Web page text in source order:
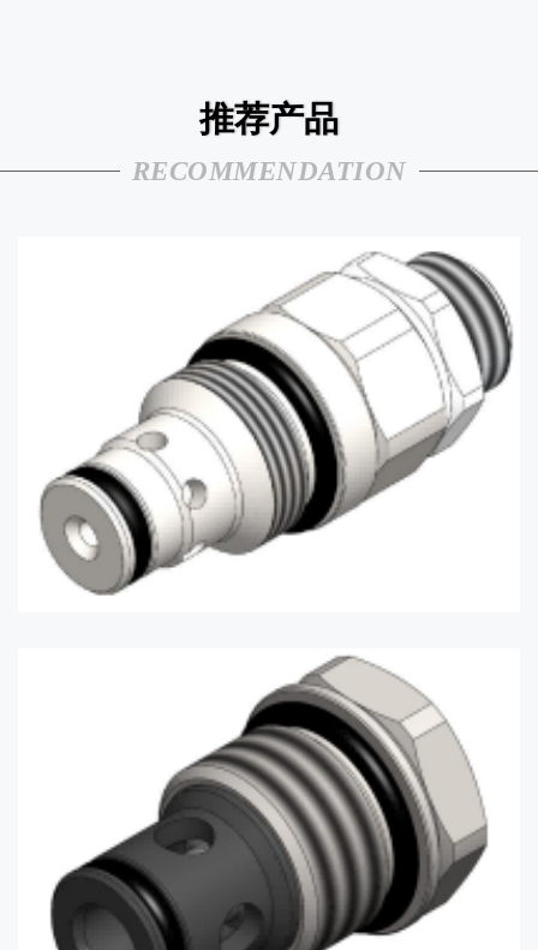
推荐产品
RECOMMENDATION